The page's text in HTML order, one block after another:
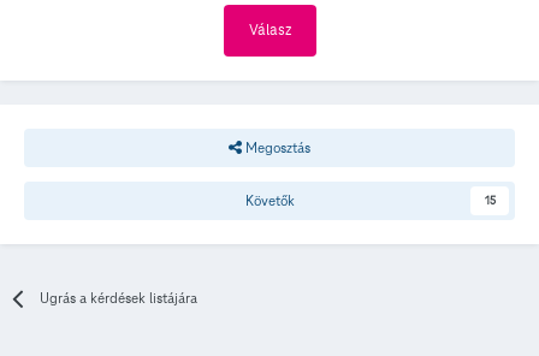
Válasz
Megosztás
Követők 15
Ugrás a kérdések listájára